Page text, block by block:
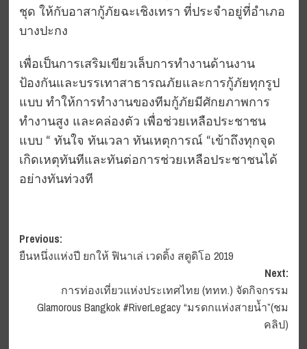
ชุด ให้กับอาสากู้ภัยฉะเชิงเทรา ที่ประจำอยู่ที่อำเภอ
บางปะกง
เพื่อเป็นการเสริมเขียวเล็บการทำงานด้านงาน
ป้องกันและบรรเทาสาธารณภัยและการกู้ภัยทุกรูป
แบบ ทำให้การทำงานของทีมกู้ภัยมีศักยภาพการ
ทำงานสูง และคล่องตัว เพื่อช่วยเหลือประชาชน
แบบ “ ทันใจ ทันเวลา ทันเหตุการณ์ “เข้าถึงทุกจุด
เกิดเหตุทันทีและทันต่อการช่วยเหลือประชาชนได้
อย่างทันท่วงที
Post
navigation
Previous:
ยืนหนึ่งแห่งปี ยกให้ ฟินาเล่ เวดดิ้ง สตูดิโอ 2019
Next:
การท่องเที่ยวแห่งประเทศไทย (ททท.) จัดกิจกรรม
Glamorous Bangkok #RiverLegacy “มรดกแห่งสายน้ำ”(ชม
คลิป)